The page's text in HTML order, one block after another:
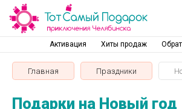
Активация Хиты продаж
Главная Праздники
Подарки на Новый год